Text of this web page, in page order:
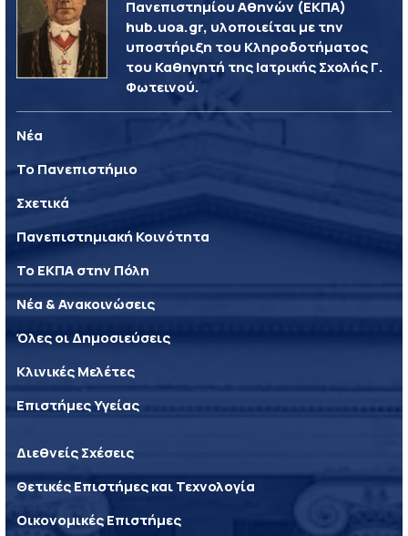
Πανεπιστημίου Αθηνών (ΕΚΠΑ)
hub.uoa.gr, υλοποιείται με την
υποστήριξη του Κληροδοτήματος
του Καθηγητή της Ιατρικής Σχολής Γ.
Φωτεινού.
Νέα
Το Πανεπιστήμιο
Σχετικά
Πανεπιστημιακή Κοινότητα
Το ΕΚΠΑ στην Πόλη
Νέα & Ανακοινώσεις
Όλες οι Δημοσιεύσεις
Κλινικές Μελέτες
Επιστήμες Υγείας
Διεθνείς Σχέσεις
Θετικές Επιστήμες και Τεχνολογία
Οικονομικές Επιστήμες